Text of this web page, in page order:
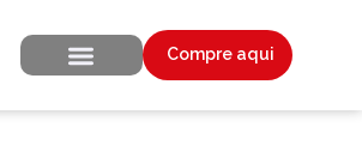
Compre aqui